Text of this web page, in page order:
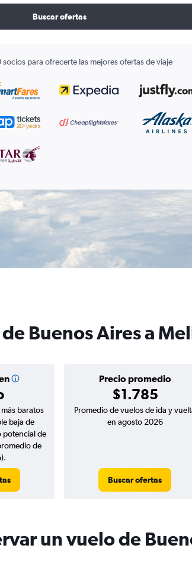
Buscar ofertas
para ofrecerte las mejores ofertas de viaje
Buenos Aires a
Precio promedio
$1.785
baratos
baja de
potencial de
de
Promedio de vuelos de ida y
en agosto 2026
Buscar ofertas
un vuelo de